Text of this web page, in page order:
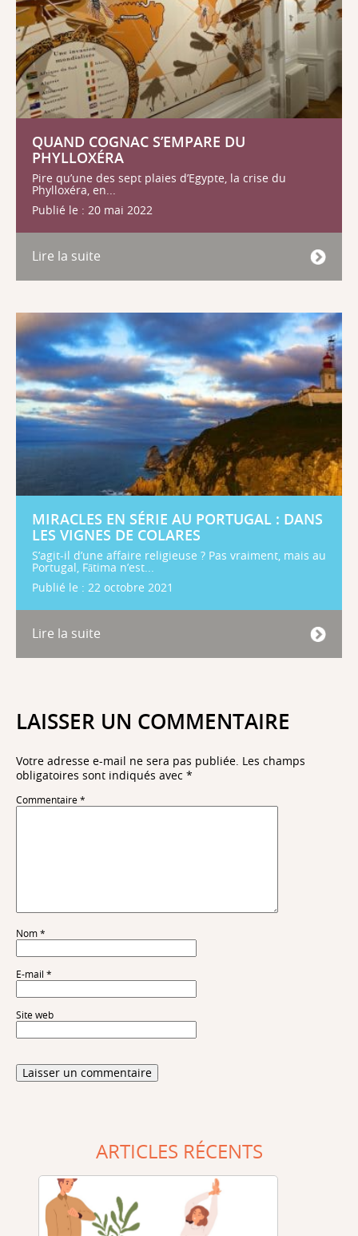
QUAND COGNAC S’EMPARE DU
PHYLLOXÉRA
Pire qu’une des sept plaies d’Egypte, la crise du
Phylloxéra, en...
Publié le : 20 mai 2022
Lire la suite
MIRACLES EN SÉRIE AU PORTUGAL : DANS
LES VIGNES DE COLARES
S’agit-il d’une affaire religieuse ? Pas vraiment, mais au
Portugal, Fātima n’est...
Publié le : 22 octobre 2021
Lire la suite
LAISSER UN COMMENTAIRE
Votre adresse e-mail ne sera pas publiée. Les champs
obligatoires sont indiqués avec *
Commentaire *
Nom *
E-mail *
Site web
ARTICLES RÉCENTS